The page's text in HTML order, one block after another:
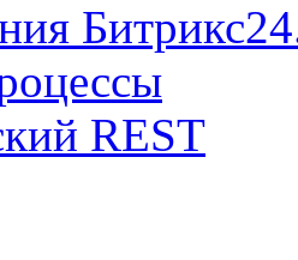
REST